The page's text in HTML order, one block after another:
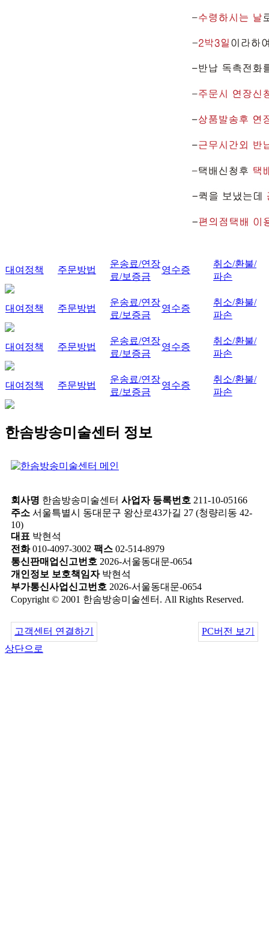
대여정책 주문방법
운송료/연장
료/보증금
영수증
취소/환불/
파손
대여정책 주문방법
운송료/연장
료/보증금
영수증
취소/환불/
파손
대여정책 주문방법
운송료/연장
료/보증금
영수증
취소/환불/
파손
대여정책 주문방법
운송료/연장
료/보증금
영수증
취소/환불/
파손
한솜방송미술센터 정보
회사명 한솜방송미술센터 사업자 등록번호 211-10-05166
주소 서울특별시 동대문구 왕산로43가길 27 (청량리동 42-
10)
대표 박현석
전화010-4097-3002 팩스 02-514-8979
통신판매업신고번호 2026-서울동대문-0654
개인정보 보호책임자박현석
부가통신사업신고번호 2026-서울동대문-0654
Copyright © 2001 한솜방송미술센터. All Rights Reserved.
고객센터 연결하기
PC버전 보기
상단으로